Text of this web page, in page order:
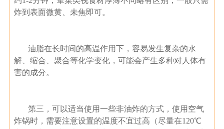
炸到表面微黄、未焦即可。
油脂在长时间的高温作用下，容易发生复杂的水
解、缩合、聚合等化学变化，可能会产生多种对人体有
害的成分。
第三，可以适当使用一些非油炸的方式，使用空气
炸锅时，需要注意设置的温度不宜过高（尽量在120℃